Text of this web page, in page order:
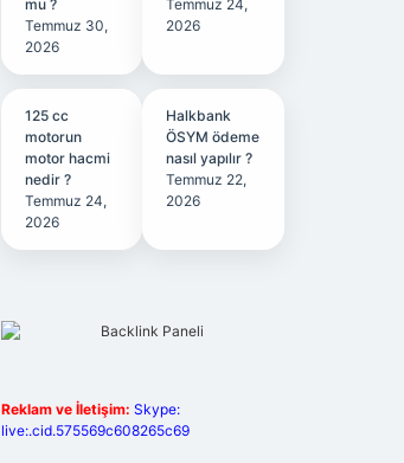
mu ?
Temmuz 30,
2026
Temmuz 24,
2026
125 cc
motorun
motor hacmi
nedir ?
Temmuz 24,
2026
Halkbank
ÖSYM ödeme
nasıl yapılır ?
Temmuz 22,
2026
Reklam ve İletişim: Skype:
live:.cid.575569c608265c69